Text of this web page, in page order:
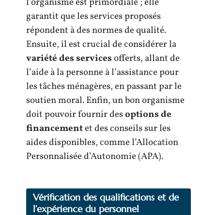
garantit que les services proposés
répondent à des normes de qualité.
Ensuite, il est crucial de considérer la
variété des servicesofferts, allant de
l’aide à la personne à l’assistance pour
les tâches ménagères, en passant par le
soutien moral. Enfin, un bon organisme
doit pouvoir fournir desoptions de
financementet des conseils sur les
aides disponibles, comme l’Allocation
Personnalisée d’Autonomie (APA).
Vérification des qualifications et de
l’expérience du personnel